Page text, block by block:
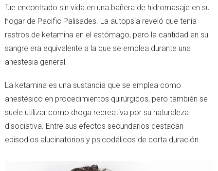
fue encontrado sin vida en una bañera de hidromasaje en su
hogar de Pacific Palisades. La autopsia reveló que tenía
rastros de ketamina en el estómago, pero la cantidad en su
sangre era equivalente a la que se emplea durante una
anestesia general.
La ketamina es una sustancia que se emplea como
anestésico en procedimientos quirúrgicos, pero también se
suele utilizar como droga recreativa por su naturaleza
disociativa. Entre sus efectos secundarios destacan
episodios alucinatorios y psicodélicos de corta duración.